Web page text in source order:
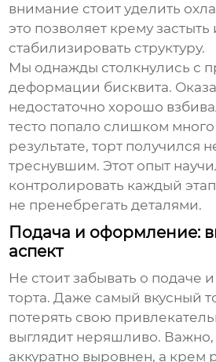
внимание стоит уделить
это позволяет крему застыть
стабилизировать структуру.
Мы однажды столкнулись с
деформации бисквита.
недостаточно хорошо
тесто попало слишком много
результате, торт получился
треснувшим. Этот опыт
контролировать каждый
не пренебрегать деталями.
Подача и оформление:
аспект
Не стоит забывать о подаче
торта. Даже самый вкусный
потерять свою
выглядит неряшливо. Важно,
аккуратно выровнен, а крем